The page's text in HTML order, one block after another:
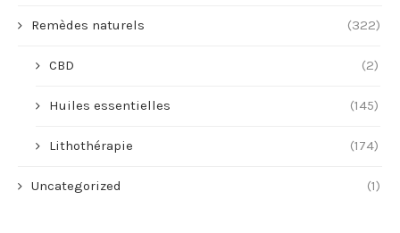
Remèdes naturels (322)
CBD (2)
Huiles essentielles (145)
Lithothérapie (174)
Uncategorized (1)